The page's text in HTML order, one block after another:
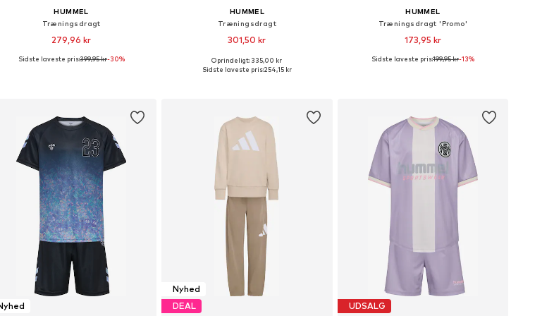
HUMMEL
Træningsdragt
279,96 kr
Fås i mange størrelser
Sidste laveste pris:399,95 kr-30%
HUMMEL
Træningsdragt
301,50 kr
Fås i mange størrelser
Oprindeligt: 335,00 kr
Sidste laveste pris:254,15 kr
HUMMEL
Træningsdragt 'Promo'
173,95 kr
+2
Fås i mange størrelser
Sidste laveste pris:199,95 kr-13%
Nyhed
DEAL
UDSALG